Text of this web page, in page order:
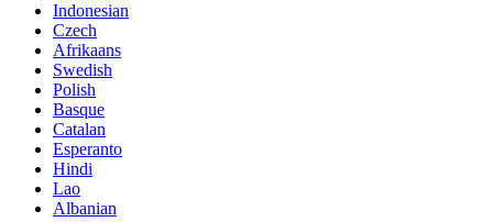
Indonesian
Czech
Afrikaans
Swedish
Polish
Basque
Catalan
Esperanto
Hindi
Lao
Albanian